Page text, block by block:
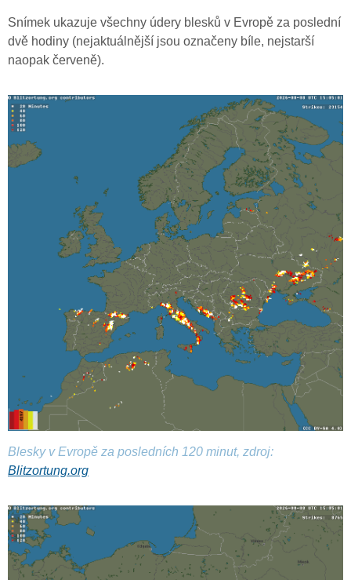
Snímek ukazuje všechny údery blesků v Evropě za poslední
dvě hodiny (nejaktuálnější jsou označeny bíle, nejstarší
naopak červeně).
Blesky v Evropě za posledních 120 minut, zdroj:
Blitzortung.org